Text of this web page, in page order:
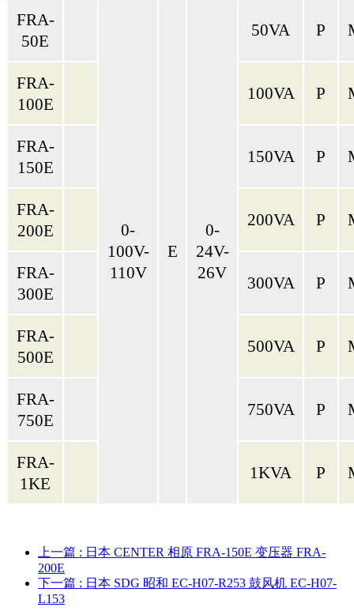
FRA-
50E
0-
100V-
110V
E
0-
24V-
26V
50VA P
FRA-
100E
100VA P
FRA-
150E
150VA P
FRA-
200E
200VA P
FRA-
300E
300VA P
FRA-
500E
500VA P
FRA-
750E
750VA P
FRA-
1KE
1KVA P
上一篇 : 日本 CENTER 相原 FRA-150E 变压器 FRA-
200E
下一篇 : 日本 SDG 昭和 EC-H07-R253 鼓风机 EC-H07-
L153